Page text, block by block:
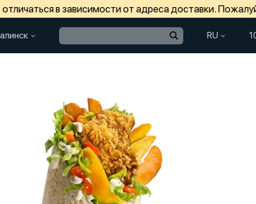
в зависимости от адреса доставки.
RU